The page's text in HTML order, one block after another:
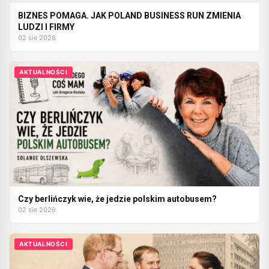
BIZNES POMAGA. JAK POLAND BUSINESS RUN ZMIENIA
LUDZI I FIRMY
02 sie 2026
AKTUALNOŚCI
Czy berlińczyk wie, że jedzie polskim autobusem?
02 sie 2026
AKTUALNOŚCI